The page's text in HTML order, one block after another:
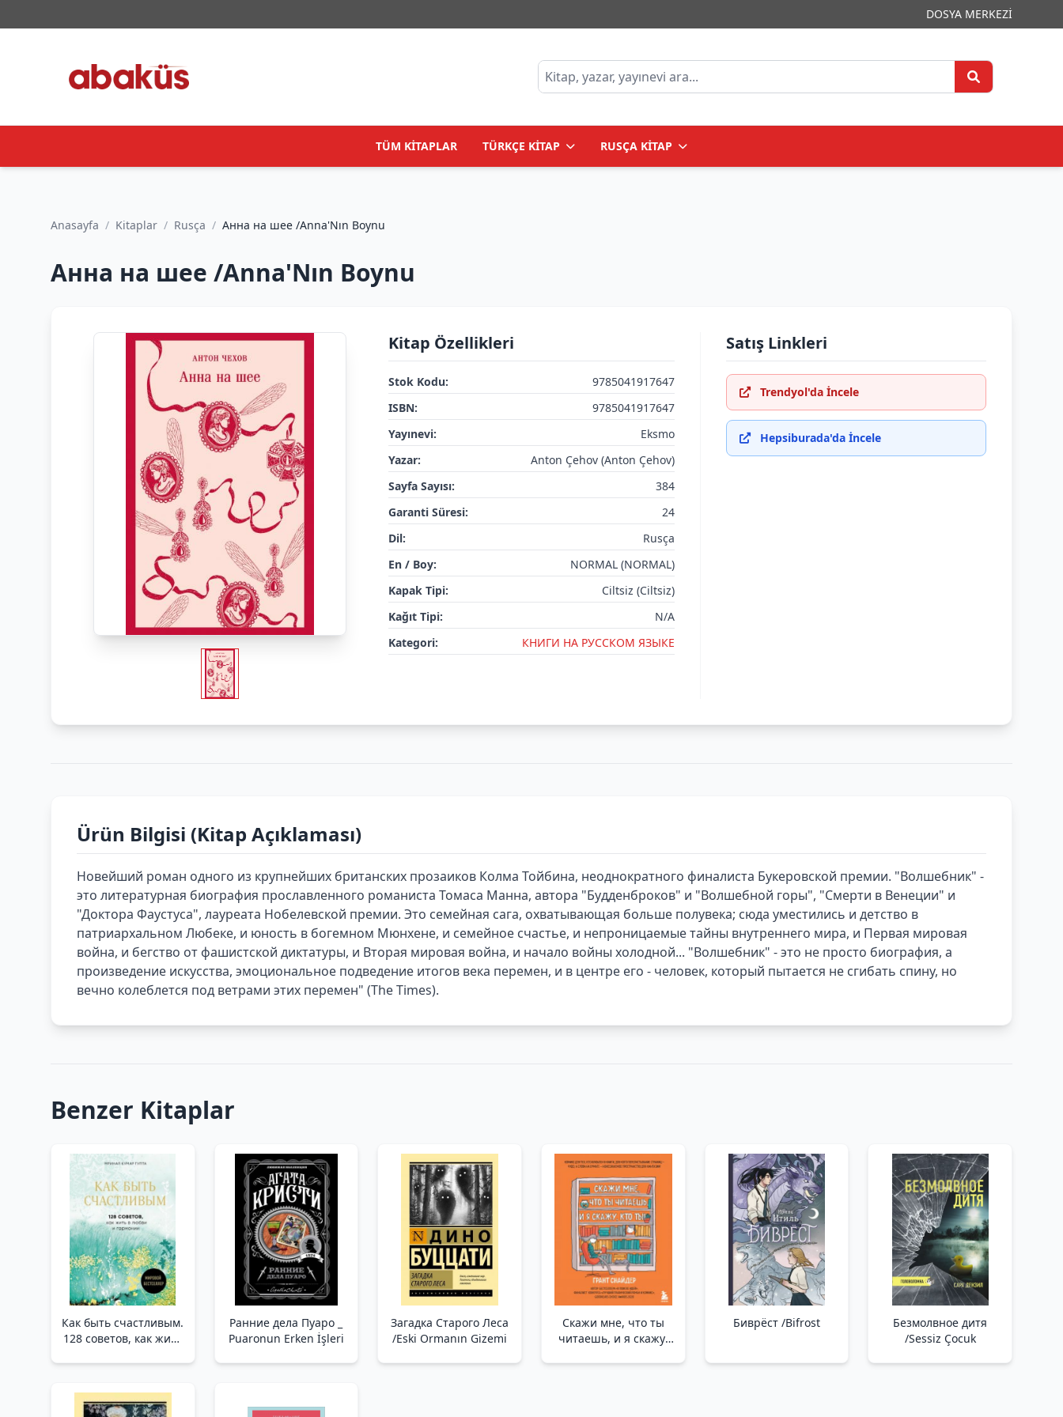
DOSYA MERKEZİ
TÜM KİTAPLAR TÜRKÇE KİTAP RUSÇA KİTAP
Anasayfa / Kitaplar / Rusça / Анна на шее /Anna'Nın Boynu
Анна на шее /Anna'Nın Boynu
Kitap Özellikleri
Stok Kodu:
9785041917647
ISBN:
9785041917647
Yayınevi:
Eksmo
Yazar:
Anton Çehov (Anton Çehov)
Sayfa Sayısı:
384
Garanti Süresi:
24
Dil:
Rusça
En / Boy:
NORMAL (NORMAL)
Kapak Tipi:
Ciltsiz (Ciltsiz)
Kağıt Tipi:
N/A
Kategori:
КНИГИ НА РУССКОМ ЯЗЫКЕ
Satış Linkleri
Trendyol'da İncele
Hepsiburada'da İncele
Ürün Bilgisi (Kitap Açıklaması)
Новейший роман одного из крупнейших британских прозаиков Колма Тойбина, неоднократного финалиста Букеровской премии. "Волшебник" -
это литературная биография прославленного романиста Томаса Манна, автора "Будденброков" и "Волшебной горы", "Смерти в Венеции" и
"Доктора Фаустуса", лауреата Нобелевской премии. Это семейная сага, охватывающая больше полувека; сюда уместились и детство в
патриархальном Любеке, и юность в богемном Мюнхене, и семейное счастье, и непроницаемые тайны внутреннего мира, и Первая мировая
война, и бегство от фашистской диктатуры, и Вторая мировая война, и начало войны холодной... "Волшебник" - это не просто биография, а
произведение искусства, эмоциональное подведение итогов века перемен, и в центре его - человек, который пытается не сгибать спину, но
вечно колеблется под ветрами этих перемен" (The Times).
Benzer Kitaplar
Как быть счастливым.
128 советов, как жить
Nasıl Yaşanacağına
Ранние дела Пуаро _
Puaronun Erken İşleri
Загадка Cтарого Леса
/Eski Ormanın Gizemi
Скажи мне, что ты
читаешь, и я скажу,
Биврёст /Bifrost
Безмолвное дитя
/Sessiz Çocuk